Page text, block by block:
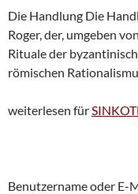
Die Handlung Die
Roger, der, umgeben
Rituale der
römischen
weiterlesen für
Benutzername oder E-